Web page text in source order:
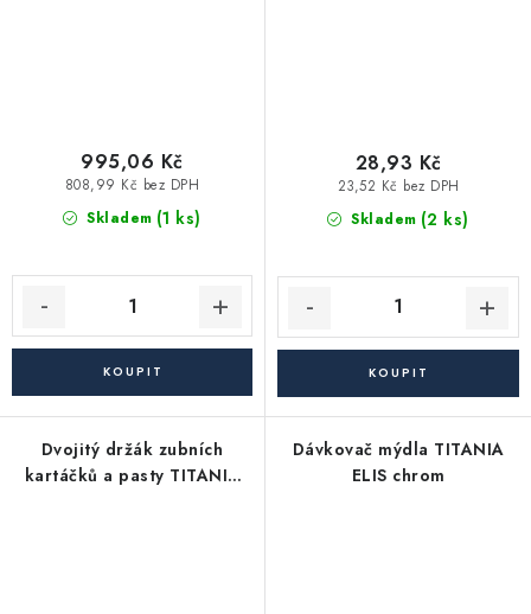
Skladem (1 ks)
808,99 Kč bez DPH
995,06 Kč
Skladem (2 ks)
23,52 Kč bez DPH
28,93 Kč
Dvojitý držák zubních
kartáčků a pasty TITANIA
Dávkovač mýdla TITANIA
ELIS chrom